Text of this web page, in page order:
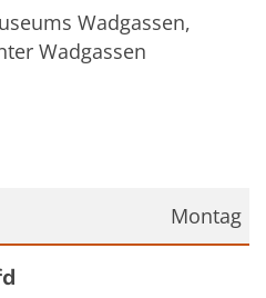
Wadgassen,
Wadgassen
Montag